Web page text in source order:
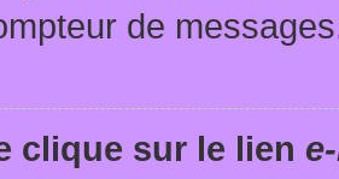
de
clique sur le lien